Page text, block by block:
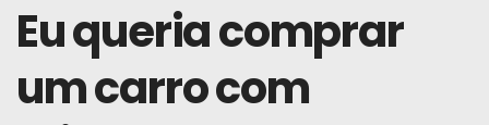
Eu queria comprar
um carro com